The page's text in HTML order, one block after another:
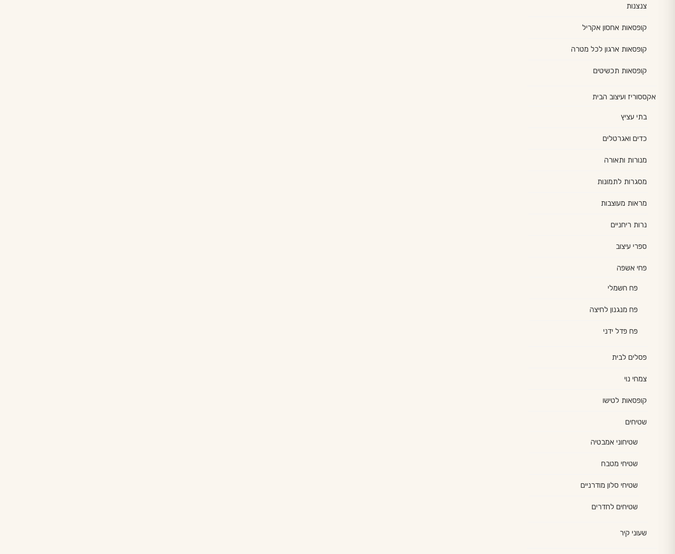
צנצנות
קופסאות אחסון אקריל
קופסאות ארגון לכל מטרה
קופסאות תכשיטים
אקססוריז ועיצוב הבית
בתי עציץ
כדים ואגרטלים
מנורות ותאורה
מסגרות לתמונות
מראות מעוצבות
נרות ריחניים
ספרי עיצוב
פחי אשפה
פח חשמלי
פח מנגנון לחיצה
פח פדל ידני
פסלים לבית
צמחי נוי
קופסאות לטישו
שטיחים
שטיחוני אמבטיה
שטיחי מטבח
שטיחי סלון מודרניים
שטיחים לחדרים
שעוני קיר